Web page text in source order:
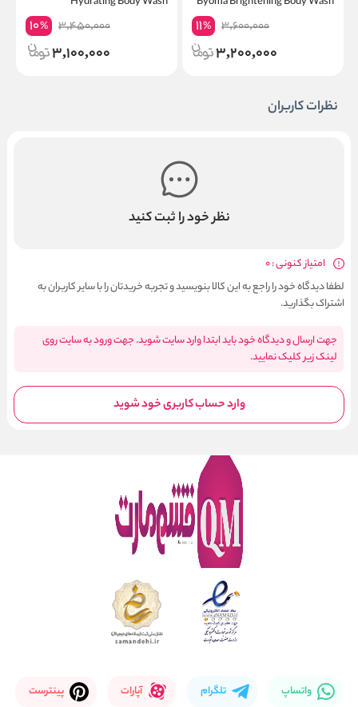
3,600,000
11%
3,200,000
3,450,000
10%
3,100,000
نظرات کاربران
نظر خود را ثبت کنید
امتیاز کنونی : 0
لطفا دیدگاه خود را راجع به این کالا بنویسید و تجربه خریدتان را با سایر کاربران به
اشتراک بگذارید.
جهت ارسال و دیدگاه خود باید ابتدا وارد سایت شوید. جهت ورود به سایت روی
لینک زیر کلیک نمایید.
وارد حساب کاربری خود شوید
واتساپ تلگرام آپارات پینترست